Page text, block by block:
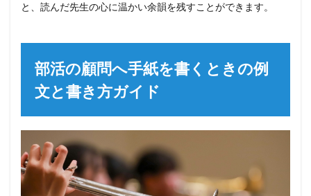
と、読んだ先生の心に温かい余韻を残すことができます。
部活の顧問へ手紙を書くときの例
文と書き方ガイド